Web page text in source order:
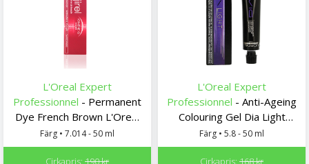
L'Oreal Expert
Professionnel - Permanent
Dye French Brown L'Oreal
Expert Professionnel
Färg • 7.014 - 50 ml
Cirkapris: 190 kr
L'Oreal Expert
Professionnel - Anti-Ageing
Colouring Gel Dia Light
L'Oreal Expert
Professionnel
Färg • 5.8 - 50 ml
Cirkapris: 168 kr